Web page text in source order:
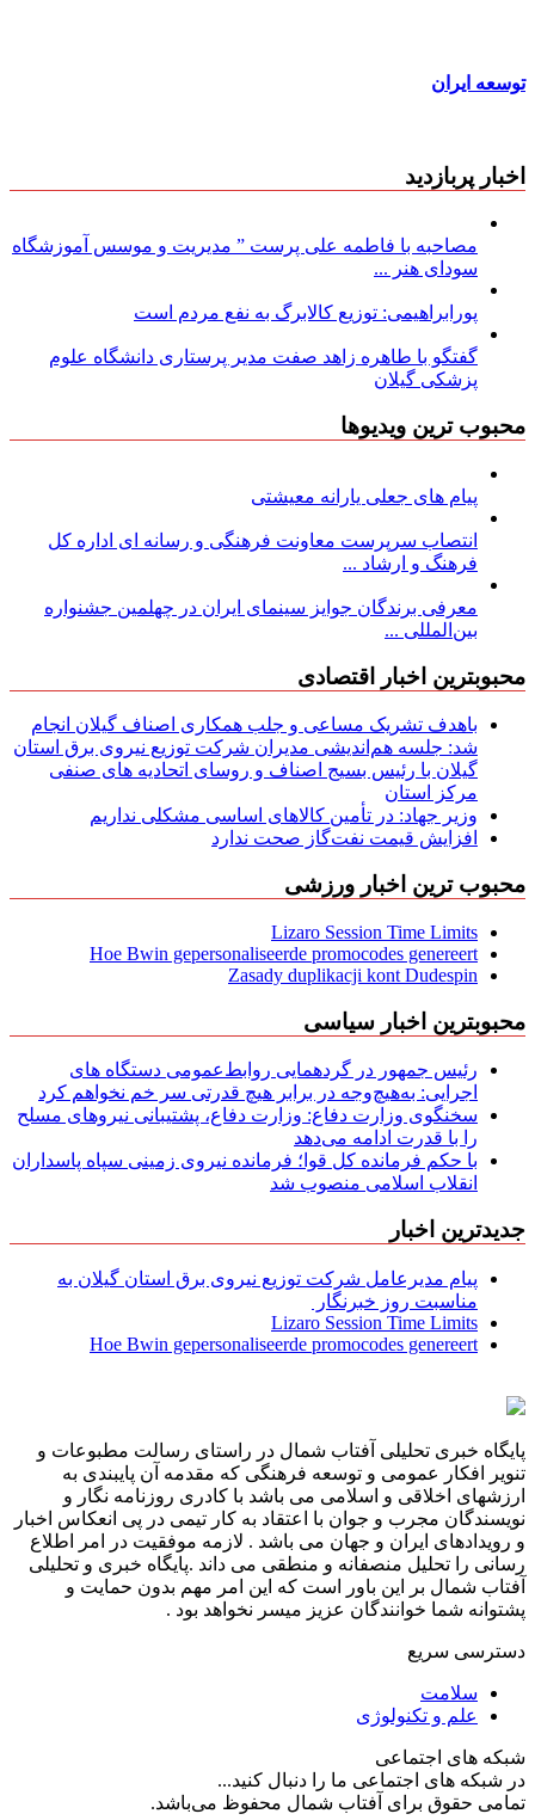
توسعه ایران
اخبار پربازدید
مصاحبه با فاطمه علی پرست ” مدیریت و موسس آموزشگاه
سودای هنر ...
پورابراهیمی: توزیع کالابرگ به نفع مردم است
گفتگو با طاهره زاهد صفت مدیر پرستاری دانشگاه علوم
پزشکی گیلان
محبوب ترین ویدیوها
پیام های جعلی یارانه معیشتی
انتصاب سرپرست معاونت فرهنگی و رسانه ای اداره کل
فرهنگ و ارشاد ...
معرفی برندگان جوایز سینمای ایران در چهلمین جشنواره
بین‌المللی ...
محبوبترین اخبار اقتصادی
باهدف تشریک مساعی و جلب همکاری اصناف گیلان انجام
شد: جلسه هم‌اندیشی مدیران شركت توزیع نیروی برق استان
گیلان با رئیس بسیج اصناف و روسای اتحادیه های صنفی
مركز استان
وزیر جهاد: در تأمین کالاهای اساسی مشکلی نداریم
افزایش قیمت نفت‌گاز صحت ندارد
محبوب ترین اخبار ورزشی
Lizaro Session Time Limits
Hoe Bwin gepersonaliseerde promocodes genereert
Zasady duplikacji kont Dudespin
محبوبترین اخبار سیاسی
رئیس جمهور در گردهمایی روابط‌عمومی دستگاه های
اجرایی: به‌هیچ‌وجه در برابر هیچ قدرتی سر خم نخواهم کرد
سخنگوی وزارت دفاع: وزارت دفاع، پشتیبانی نیرو‌های مسلح
را با قدرت ادامه می‌دهد
با حکم فرمانده کل قوا؛ فرمانده نیروی زمینی سپاه پاسداران
انقلاب اسلامی منصوب شد
جدیدترین اخبار
پیام مدیرعامل شركت توزیع نیروی برق استان گیلان به
مناسبت روز خبرنگار ‌
Lizaro Session Time Limits
Hoe Bwin gepersonaliseerde promocodes genereert
پایگاه خبری تحلیلی آفتاب شمال در راستای رسالت مطبوعات و
تنویر افکار عمومی و توسعه فرهنگی که مقدمه آن پایبندی به
ارزشهای اخلاقی و اسلامی می باشد با کادری روزنامه نگار و
نویسندگان مجرب و جوان با اعتقاد به کار تیمی در پی انعکاس اخبار
و رویدادهای ایران و جهان می باشد . لازمه موفقیت در امر اطلاع
رسانی را تحلیل منصفانه و منطقی می داند .پایگاه خبری و تحلیلی
آفتاب شمال بر این باور است که این امر مهم بدون حمایت و
پشتوانه شما خوانندگان عزیز میسر نخواهد بود .
دسترسی سریع
سلامت
علم و تکنولوژی
شبکه های اجتماعی
در شبکه های اجتماعی ما را دنبال کنید...
تمامی حقوق برای آفتاب شمال محفوظ می‌باشد.